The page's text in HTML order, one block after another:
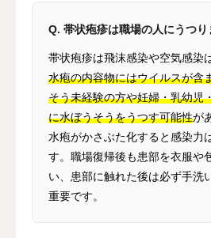
Q. 帯状疱疹は職場の人にうつり
帯状疱疹は飛沫感染や空気感染
水疱の内容物にはウイルスが含
そう未経験の方や妊婦・乳幼児
に水ぼうそうをうつす可能性が
水疱がかさぶた化すると感染力
す。職場復帰後も患部を衣服や
い、患部に触れた後は必ず手洗
重要です。